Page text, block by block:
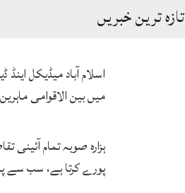
تازہ ترین خبریں
اسلام آباد میڈیکل اینڈ
میں بین الاقوامی
سرٹیفکیٹ پروگرام شروع
ہزارہ صوبہ تمام آئینی
پورے کرتا ہے، سب سے